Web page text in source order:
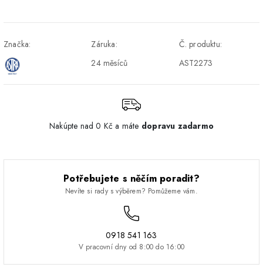
DPD - Odberné miesto
1-2 pracovné dni ZDARMA
Značka:
Záruka:
24 měsíců
Č. produktu:
AST2273
Nakúpte nad 0 Kč a máte dopravu zadarmo
Potřebujete s něčím poradit?
Nevíte si rady s výběrem? Pomůžeme vám.
0918 541 163
V pracovní dny od 8:00 do 16:00